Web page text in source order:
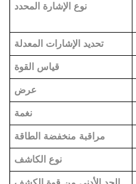
نوع الإشارة المحدد
تحديد الإشارات المعدلة
قياس القوة
عرض
نغمة
مراقبة منخفضة الطاقة
نوع الكاشف